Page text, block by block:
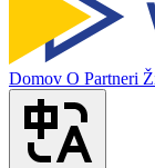
Domov O Partneri